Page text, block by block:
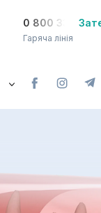
0 800 33-08-
Гаряча лінія